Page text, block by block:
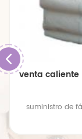
venta
suministro de